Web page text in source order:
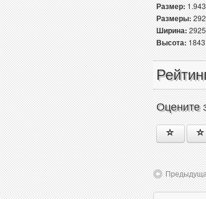
Размер:
Размеры:
Ширина:2925
Высота:1843
Оцените